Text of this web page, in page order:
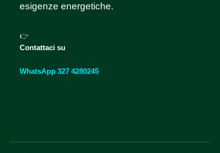
esigenze energetiche.
👉
Contattaci su
WhatsApp 327 4280245